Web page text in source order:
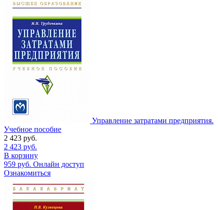
Управление затратами предприятия.
Учебное пособие
2 423 руб.
2 423 руб.
В корзину
959 руб. Онлайн доступ
Ознакомиться